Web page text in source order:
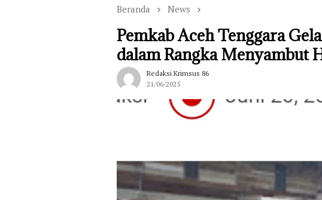
Beranda News
Pemkab Aceh Tenggara
dalam Rangka Menyambut
Redaksi Krimsus 86
21/06/2025